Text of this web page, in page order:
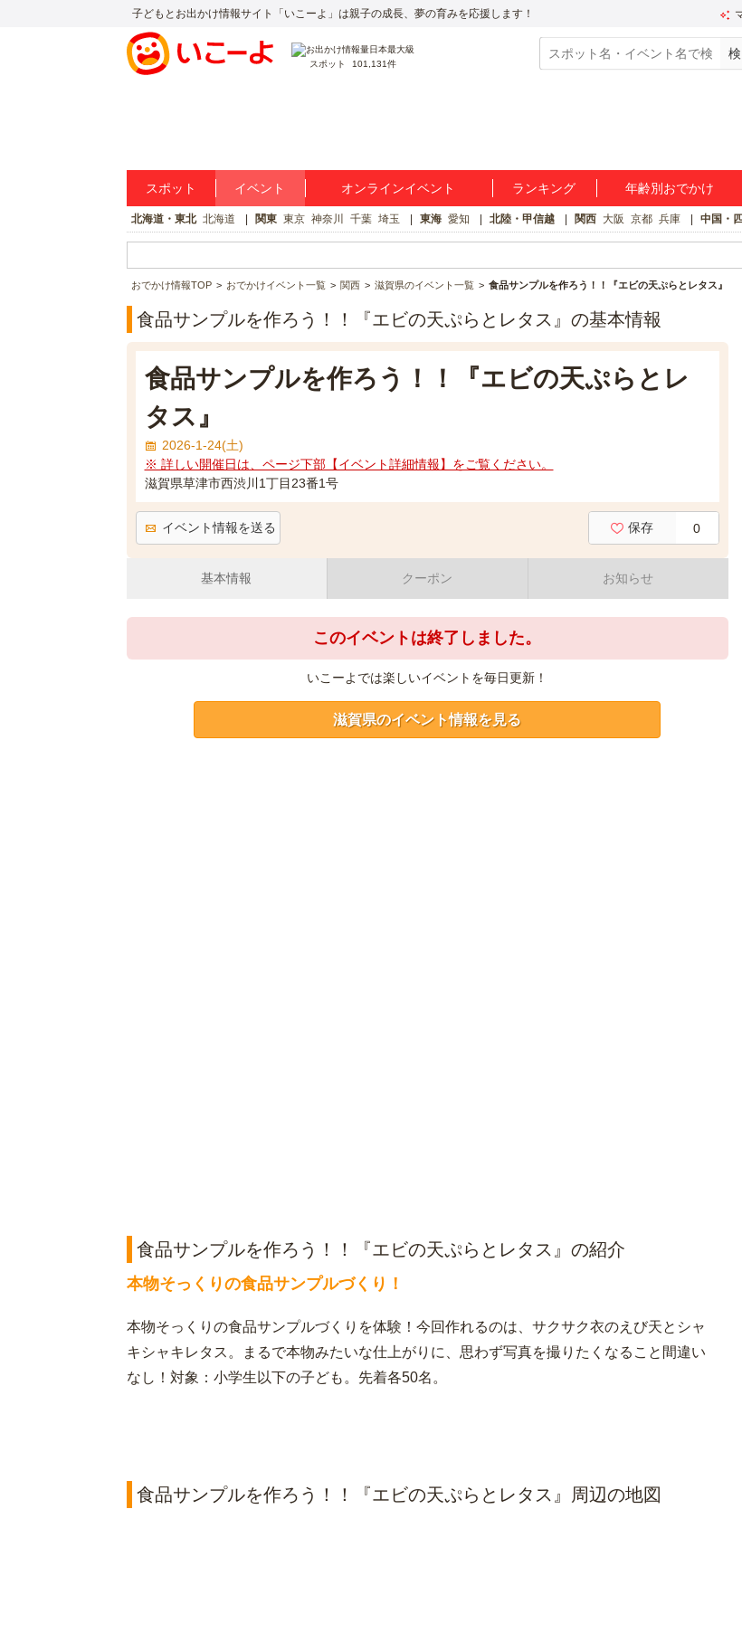
子どもとお出かけ情報サイト「いこーよ」は親子の成長、夢の育みを応援します！
スポット 101,131件
スポット イベント オンラインイベント ランキング 年齢別おでかけ
北海道・東北 北海道 関東 東京 神奈川 千葉 埼玉 東海 愛知 北陸・甲信越 関西 大阪 京都 兵庫 中国・
おでかけ情報TOP おでかけイベント一覧 関西 滋賀県のイベント一覧 食品サンプルを作ろう！！『エビの天ぷらとレタス』
食品サンプルを作ろう！！『エビの天ぷらとレタス』の基本情報
食品サンプルを作ろう！！『エビの天ぷらとレ
タス』
2026-1-24(土)
※ 詳しい開催日は、ページ下部【イベント詳細情報】をご覧ください。
滋賀県草津市西渋川1丁目23番1号
イベント情報を送る 保存 0
基本情報 クーポン お知らせ
このイベントは終了しました。
いこーよでは楽しいイベントを毎日更新！
滋賀県のイベント情報を見る
食品サンプルを作ろう！！『エビの天ぷらとレタス』の紹介
本物そっくりの食品サンプルづくり！
本物そっくりの食品サンプルづくりを体験！今回作れるのは、サクサク衣のえび天とシャ
キシャキレタス。まるで本物みたいな仕上がりに、思わず写真を撮りたくなること間違い
なし！対象：小学生以下の子ども。先着各50名。
食品サンプルを作ろう！！『エビの天ぷらとレタス』周辺の地図